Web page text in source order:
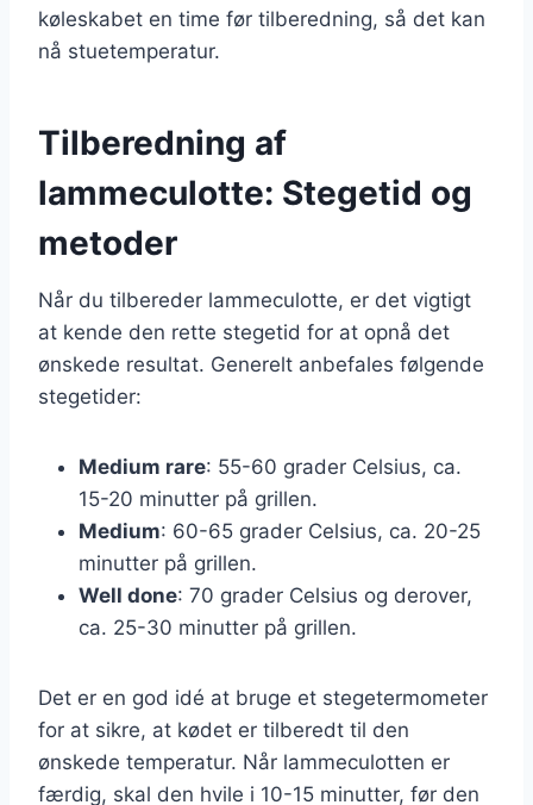
køleskabet en time før tilberedning, så det kan
nå stuetemperatur.
Tilberedning af
lammeculotte: Stegetid og
metoder
Når du tilbereder lammeculotte, er det vigtigt
at kende den rette stegetid for at opnå det
ønskede resultat. Generelt anbefales følgende
stegetider:
Medium rare: 55-60 grader Celsius, ca.
15-20 minutter på grillen.
Medium: 60-65 grader Celsius, ca. 20-25
minutter på grillen.
Well done: 70 grader Celsius og derover,
ca. 25-30 minutter på grillen.
Det er en god idé at bruge et stegetermometer
for at sikre, at kødet er tilberedt til den
ønskede temperatur. Når lammeculotten er
færdig, skal den hvile i 10-15 minutter, før den